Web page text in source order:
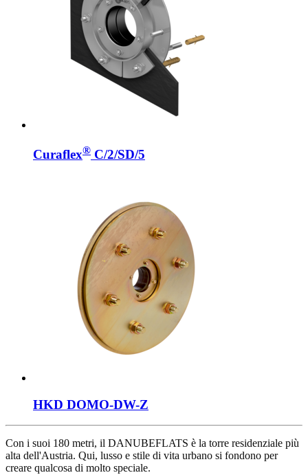
Curaflex® C/2/SD/5
HKD DOMO-DW-Z
Con i suoi 180 metri, il DANUBEFLATS è la torre residenziale più
alta dell'Austria. Qui, lusso e stile di vita urbano si fondono per
creare qualcosa di molto speciale.